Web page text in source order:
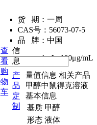
货 期： 一周
CAS号： 56073-07-5
品 牌： 中国
1mL,100μg/mL
查
看
购
物
车
产
品
定
制
信
息
量值信息 相关产品
甲醇中鼠得克溶液
基本信息
基质 甲醇
形态 液体